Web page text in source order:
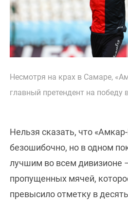
Несмотря на крах в Самаре,
главный претендент на победу
Нельзя сказать, что
безошибочно, но в одном
лучшим во всем дивизионе
пропущенных мячей,
превысило отметку в